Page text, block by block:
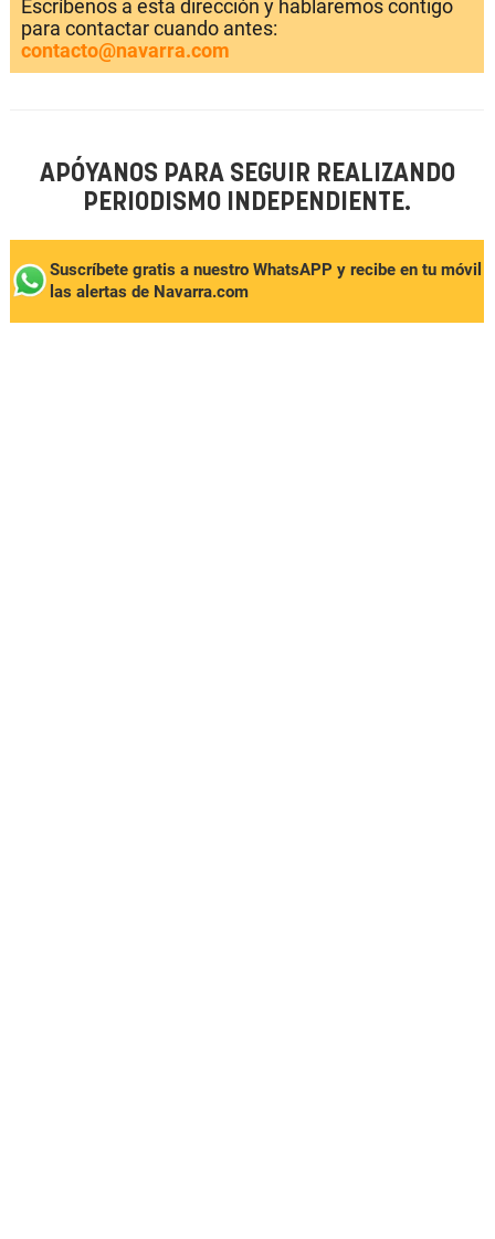
Escríbenos a esta dirección y hablaremos contigo
para contactar cuando antes:
contacto@navarra.com
APÓYANOS PARA SEGUIR REALIZANDO
PERIODISMO INDEPENDIENTE.
Suscríbete gratis a nuestro WhatsAPP y recibe en tu móvil
las alertas de Navarra.com